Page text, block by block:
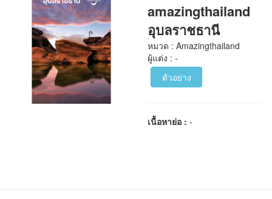
amazingthailand
อุบลราชธานี
หมวด : Amazingthailand
ผู้แต่ง : -
ตัวอย่าง
เนื้อหาย่อ :-